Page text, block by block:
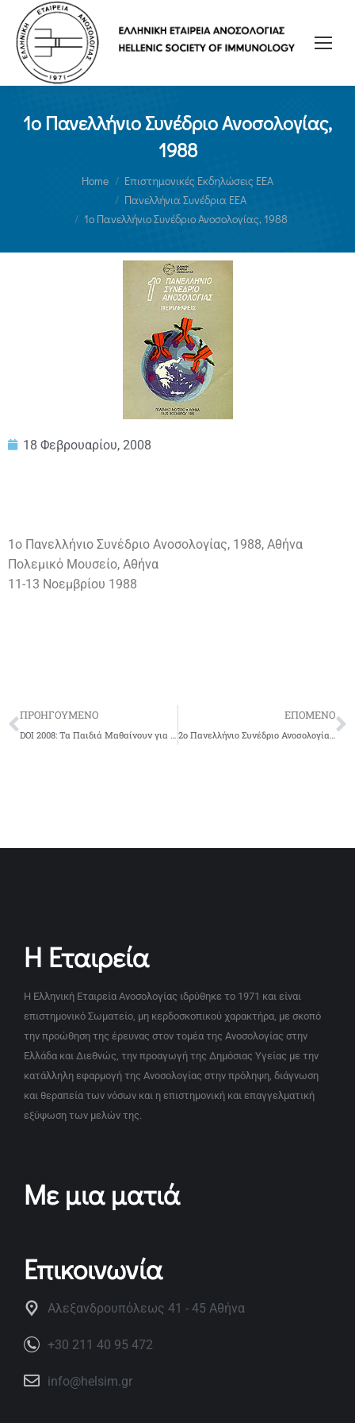
1ο Πανελλήνιο Συνέδριο Ανοσολογίας,
1988
You are here:Home
Επιστημονικές Εκδηλώσεις ΕΕΑ
Πανελλήνια Συνέδρια ΕΕΑ
1ο Πανελλήνιο Συνέδριο Ανοσολογίας, 1988
18 Φεβρουαρίου, 2008
1ο Πανελλήνιο Συνέδριο Ανοσολογίας, 1988, Αθήνα
Πολεμικό Μουσείο, Αθήνα
11-13 Νοεμβρίου 1988
ΠΡΟΗΓΟΥΜΕΝΟ ΕΠΟΜΕΝΟ
Η Εταιρεία
Η Ελληνική Εταιρεία Ανοσολογίας ιδρύθηκε το 1971 και είναι
επιστημονικό Σωματείο, μη κερδοσκοπικού χαρακτήρα, με σκοπό
την προώθηση της έρευνας στον τομέα της Ανοσολογίας στην
Ελλάδα και Διεθνώς, την προαγωγή της Δημόσιας Υγείας με την
κατάλληλη εφαρμογή της Ανοσολογίας στην πρόληψη, διάγνωση
και θεραπεία των νόσων και η επιστημονική και επαγγελματική
εξύψωση των μελών της.
Με μια ματιά
Επικοινωνία
Αλεξανδρουπόλεως 41 - 45 Αθήνα
+30 211 40 95 472
info@helsim.gr